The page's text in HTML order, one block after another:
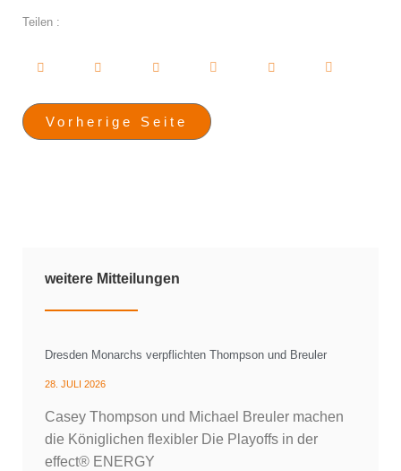
Teilen :
Vorherige Seite
weitere Mitteilungen
Dresden Monarchs verpflichten Thompson und Breuler
28. JULI 2026
Casey Thompson und Michael Breuler machen
die Königlichen flexibler Die Playoffs in der
effect® ENERGY